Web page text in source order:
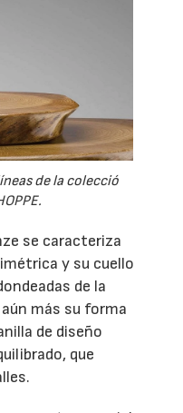
de la colecció
se caracteriza
y su cuello
de la
más su forma
de diseño
que